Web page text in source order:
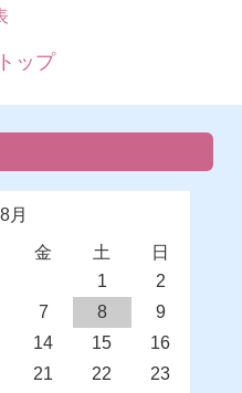
ップ
月
金 土
日
1
2
7 8
9
14 15
16
21 22
23